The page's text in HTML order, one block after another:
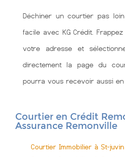
Déchiner un courtier pas
facile avec KG Crédit.
votre adresse et
directement la page du
pourra vous recevoir aussi en
Courtier en Crédit
Assurance Remonville
Courtier Immobilier à St-juvin